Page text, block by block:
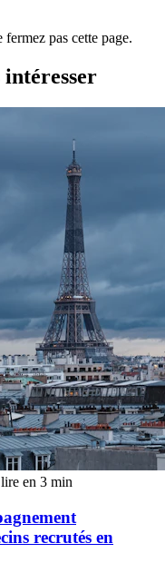
pas cette page.
intéresser
en 3 min
recrutés en